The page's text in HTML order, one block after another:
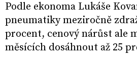
Podle ekonoma Lukáše
pneumatiky meziročně
procent, cenový nárůst ale
měsících dosáhnout až 25